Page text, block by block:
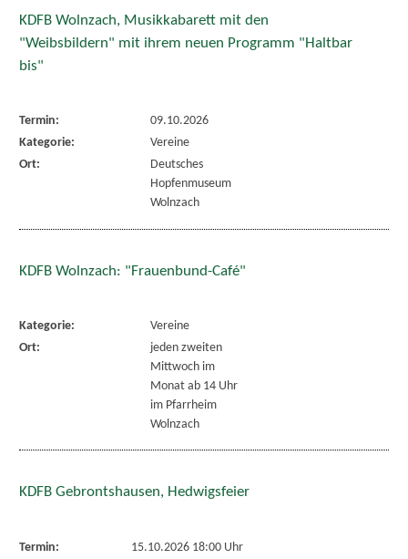
KDFB Wolnzach, Musikkabarett mit den
"Weibsbildern" mit ihrem neuen Programm "Haltbar
bis"
Termin:
09.10.2026
Kategorie:
Vereine
Ort:
Deutsches
Hopfenmuseum
Wolnzach
KDFB Wolnzach: "Frauenbund-Café"
Kategorie:
Vereine
Ort:
jeden zweiten
Mittwoch im
Monat ab 14 Uhr
im Pfarrheim
Wolnzach
KDFB Gebrontshausen, Hedwigsfeier
Termin:
15.10.2026 18:00 Uhr